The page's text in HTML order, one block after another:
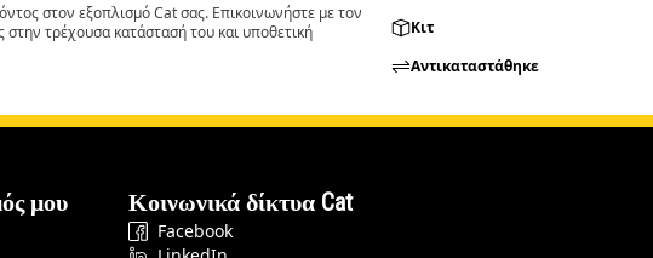
στον εξοπλισμό Cat σας. Επικοινωνήστε με τον
τρέχουσα κατάστασή του και υποθετική
Κιτ
Αντικαταστάθηκε
μου Κοινωνικά δίκτυα Cat
Facebook